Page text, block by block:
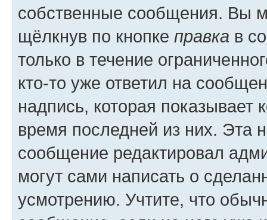
собственные сообщения. Вы
щёлкнув по кнопке правка в
только в течение
кто-то уже ответил на
надпись, которая показывает
время последней из них. Эта
сообщение редактировал
могут сами написать о
усмотрению. Учтите, что